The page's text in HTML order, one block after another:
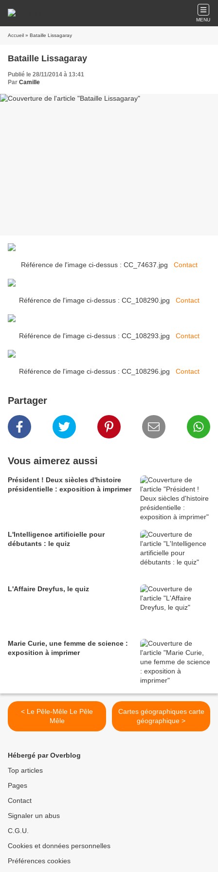
MENU
Accueil » Bataille Lissagaray
Bataille Lissagaray
Publié le 28/11/2014 à 13:41
Par Camille
Référence de l'image ci-dessus : CC_74637.jpg Contact
Référence de l'image ci-dessus : CC_108290.jpg Contact
Référence de l'image ci-dessus : CC_108293.jpg Contact
Référence de l'image ci-dessus : CC_108296.jpg Contact
Partager
Vous aimerez aussi
Président ! Deux siècles d'histoire
présidentielle : exposition à imprimer
L'Intelligence artificielle pour
débutants : le quiz
L'Affaire Dreyfus, le quiz
Marie Curie, une femme de science :
exposition à imprimer
< Le Pêle-Mêle Le Pêle
Mêle
Cartes géographiques carte
géographique >
Hébergé par Overblog
Top articles
Pages
Contact
Signaler un abus
C.G.U.
Cookies et données personnelles
Préférences cookies